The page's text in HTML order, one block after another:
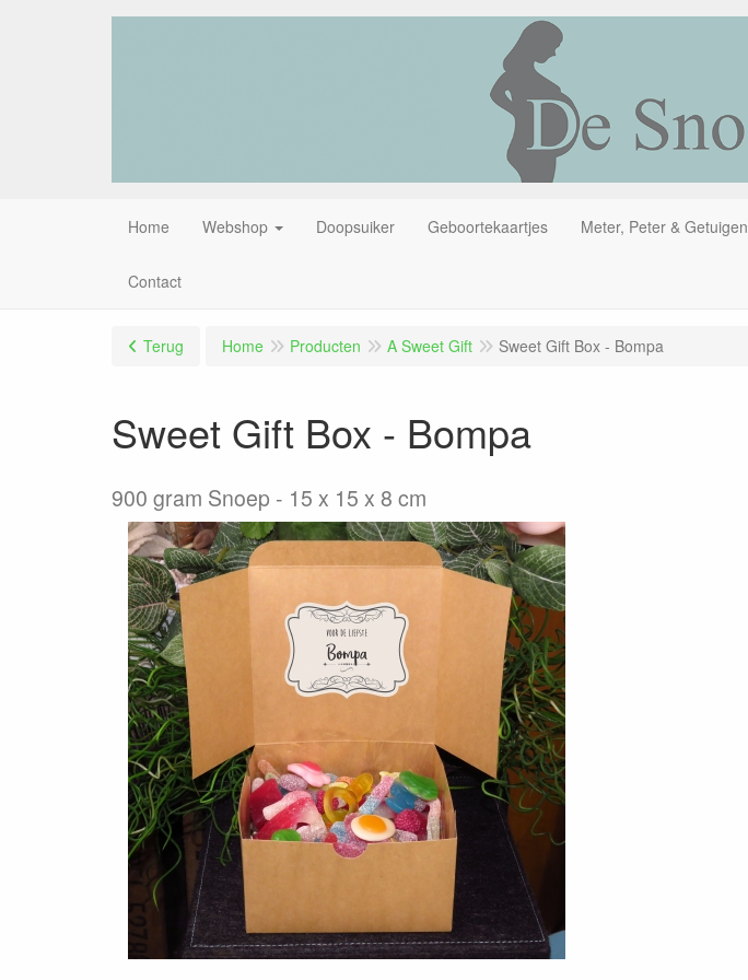
Home Webshop Doopsuiker Geboortekaartjes Meter, Peter & Getuigen
Contact
Terug Home Producten A Sweet Gift Sweet Gift Box - Bompa
Sweet Gift Box - Bompa
900 gram Snoep - 15 x 15 x 8 cm